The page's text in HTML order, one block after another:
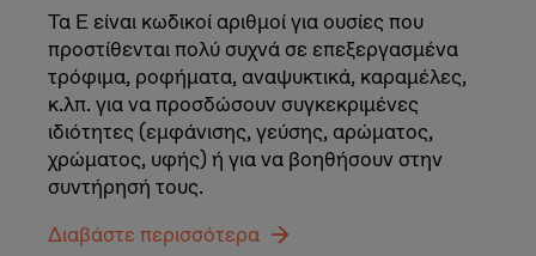
Τα Ε είναι κωδικοί αριθμοί για ουσίες που
προστίθενται πολύ συχνά σε επεξεργασμένα
τρόφιμα, ροφήματα, αναψυκτικά, καραμέλες,
κ.λπ. για να προσδώσουν συγκεκριμένες
ιδιότητες (εμφάνισης, γεύσης, αρώματος,
χρώματος, υφής) ή για να βοηθήσουν στην
συντήρησή τους.
Διαβάστε περισσότερα